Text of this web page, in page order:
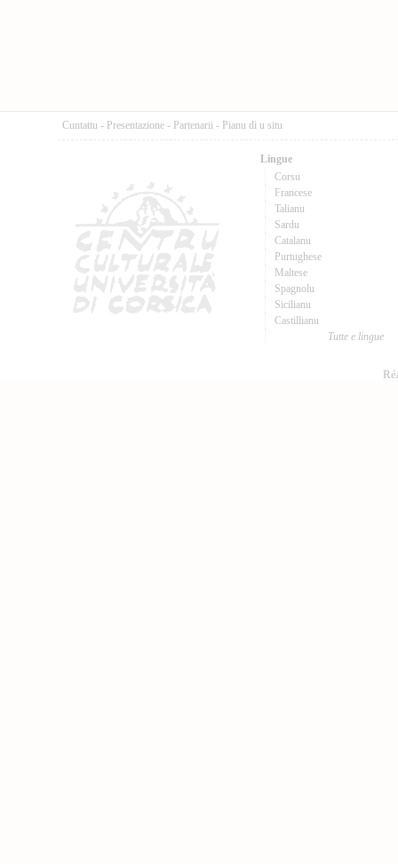
Cuntattu - Presentazione - Partenarii - Pianu di u situ
Lingue
Corsu
Francese
Talianu
Sardu
Catalanu
Purtughese
Maltese
Spagnolu
Sicilianu
Castillianu
Tutte e lingue